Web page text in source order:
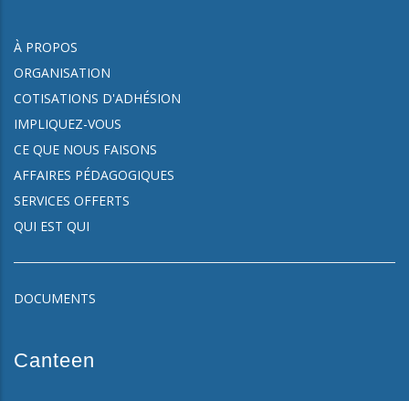
À PROPOS
ORGANISATION
COTISATIONS D'ADHÉSION
IMPLIQUEZ-VOUS
CE QUE NOUS FAISONS
AFFAIRES PÉDAGOGIQUES
SERVICES OFFERTS
QUI EST QUI
DOCUMENTS
Canteen